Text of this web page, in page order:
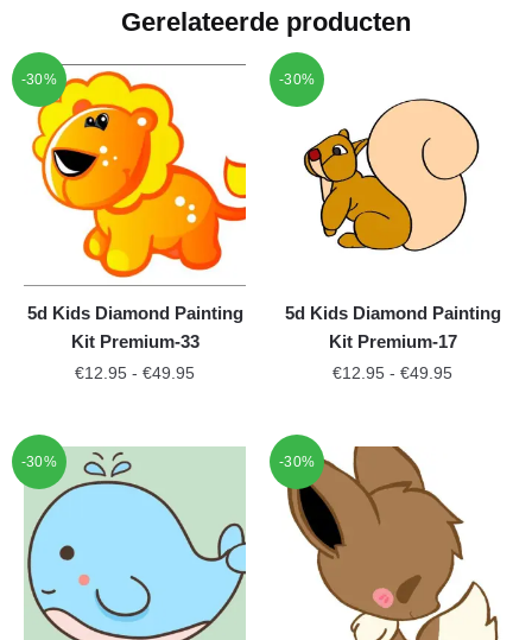
Gerelateerde producten
-30%
5d Kids Diamond Painting
Kit Premium-33
€12.95 - €49.95
-30%
5d Kids Diamond Painting
Kit Premium-17
€12.95 - €49.95
-30% -30%